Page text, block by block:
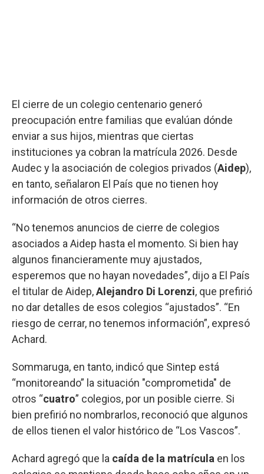
El cierre de un colegio centenario generó
preocupación entre familias que evalúan dónde
enviar a sus hijos, mientras que ciertas
instituciones ya cobran la matrícula 2026. Desde
Audec y la asociación de colegios privados (Aidep),
en tanto, señalaron El País que no tienen hoy
información de otros cierres.
“No tenemos anuncios de cierre de colegios
asociados a Aidep hasta el momento. Si bien hay
algunos financieramente muy ajustados,
esperemos que no hayan novedades”, dijo a El País
el titular de Aidep,Alejandro Di Lorenzi, que prefirió
no dar detalles de esos colegios “ajustados”. “En
riesgo de cerrar, no tenemos información”, expresó
Achard.
Sommaruga, en tanto, indicó que Sintep está
“monitoreando” la situación "comprometida" de
otros “cuatro” colegios, por un posible cierre. Si
bien prefirió no nombrarlos, reconoció que algunos
de ellos tienen el valor histórico de “Los Vascos”.
Achard agregó que la caída de la matrícula en los